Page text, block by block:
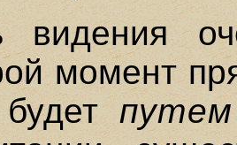
видения
момент